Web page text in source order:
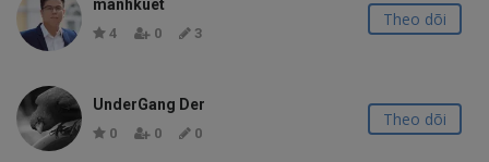
manhkuet
4 0 3
Theo dõi
UnderGang Der
0 0 0
Theo dõi